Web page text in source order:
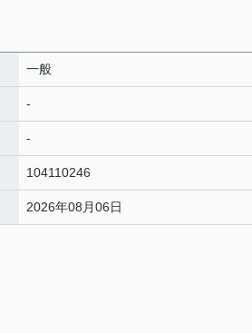
一般
-
-
104110246
2026年08月06日